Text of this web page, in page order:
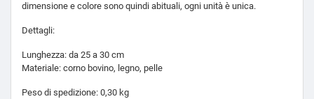
dimensione e colore sono quindi abituali, ogni unità è unica.
Dettagli:
Lunghezza: da 25 a 30 cm
Materiale: corno bovino, legno, pelle
Peso di spedizione: 0,30 kg